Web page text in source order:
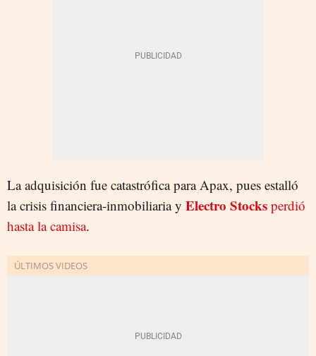
La adquisición fue catastrófica para Apax, pues estalló
la crisis financiera-inmobiliaria y Electro Stocks perdió
hasta la camisa.